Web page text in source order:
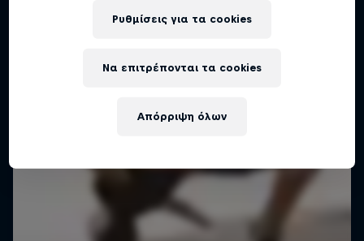
Ρυθμίσεις για τα cookies
Απόρριψη όλων
Να επιτρέπονται τα cookies